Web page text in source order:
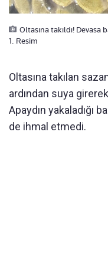
Oltasına takıldı! Devasa
1. Resim
Oltasına takılan
ardından suya girerek
Apaydın yakaladığı
de ihmal etmedi.